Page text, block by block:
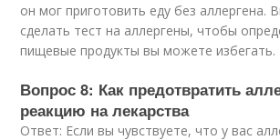
он мог приготовить еду без аллергена.
сделать тест на аллергены, чтобы
пищевые продукты вы можете избегать.
Вопрос 8: Как предотвратить
реакцию на лекарства
Ответ: Если вы чувствуете, что у вас